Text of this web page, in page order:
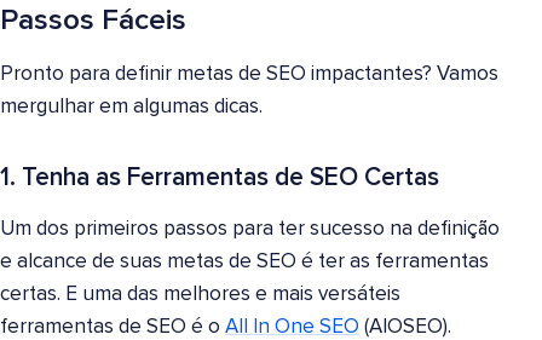
Passos Fáceis
Pronto para definir metas de SEO impactantes? Vamos
mergulhar em algumas dicas.
1. Tenha as Ferramentas de SEO Certas
Um dos primeiros passos para ter sucesso na definição
e alcance de suas metas de SEO é ter as ferramentas
certas. E uma das melhores e mais versáteis
ferramentas de SEO é o All In One SEO (AIOSEO).